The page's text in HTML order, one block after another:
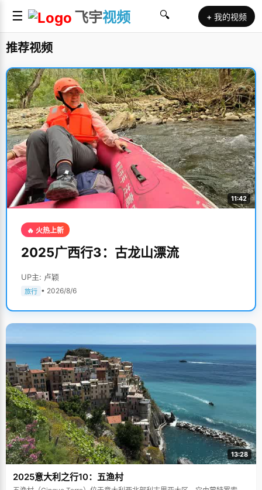
☰ 飞宇视频 🔍 + 我的视频
推荐视频
11:42
🔥 火热上新
2025广西行3：古龙山漂流
UP主: 卢颖
旅行 • 2026/8/6
13:28
2025意大利之行10：五渔村